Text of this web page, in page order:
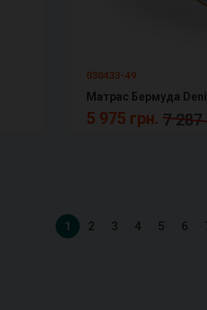
030433-49
5 975 грн. 7 287
1 2 3 4 5 6